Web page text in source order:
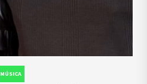
MÚSICA